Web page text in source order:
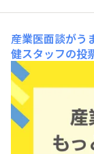
産業医面談がう
健スタッフの投
員の健康管理や
担っています。
業員が本音を話
くありません。
を対象に「産業
うことは？」